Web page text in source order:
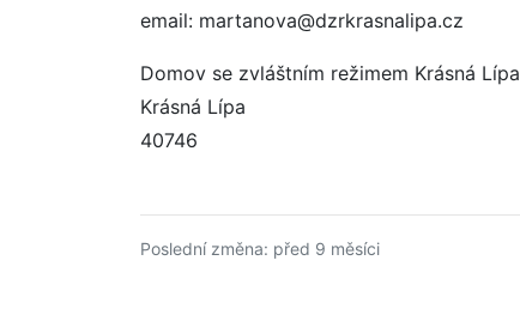
email: martanova@dzrkrasnalipa.cz
Domov se zvláštním režimem Krásná Lípa
Krásná Lípa
40746
Poslední změna: před 9 měsíci